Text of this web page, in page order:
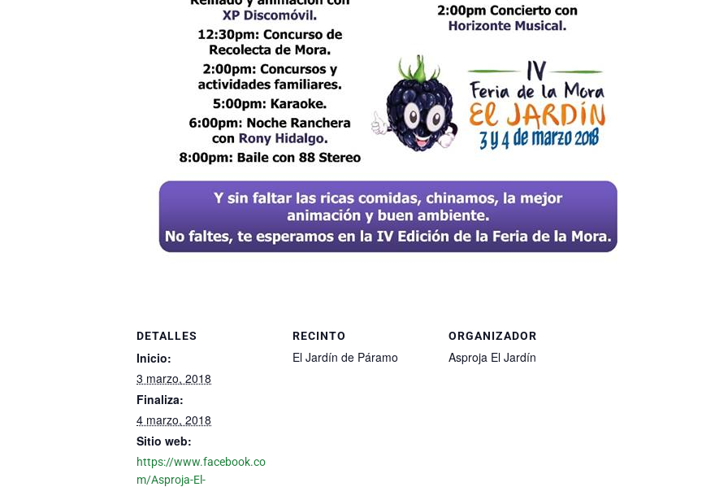
DETALLES
Inicio:
3 marzo, 2018
Finaliza:
4 marzo, 2018
Sitio web:
https://www.facebook.co
m/Asproja-El-
RECINTO
El Jardín de Páramo
ORGANIZADOR
Asproja El Jardín